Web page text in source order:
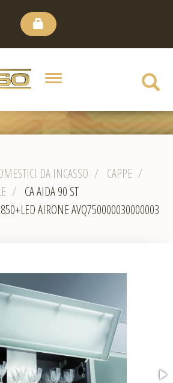
Toggle
DA INCASSO / CAPPE /
/ CA AIDA 90 ST
AIRONE AVQ750000030000003